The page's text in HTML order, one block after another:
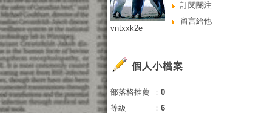
訂閱關注
留言給他
vntxxk2e
個人小檔案
部落格推薦 ： 0
等級
： 6